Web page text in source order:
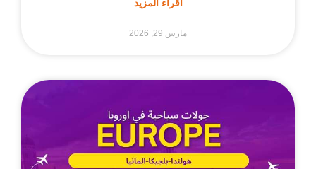
اقراء المزيد
مارس 29, 2026